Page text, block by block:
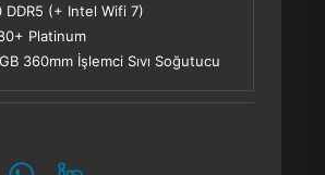
DDR5 (+ Intel Wifi 7)
Platinum
360mm İşlemci Sıvı Soğutucu